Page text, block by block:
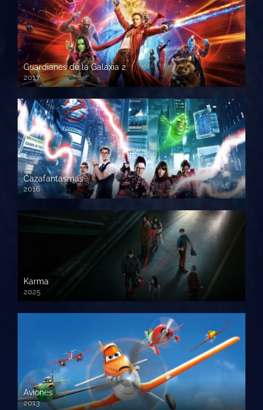
Guardianes de la Galaxia 2
2017
720p HD
Cazafantasmas
2016
720p HD
Karma
2025
Aviones
2013